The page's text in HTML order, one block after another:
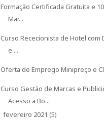
Formação Certificada Gratuita e
Mar...
Curso Rececionista de Hotel com
e ...
Oferta de Emprego Minipreço e
Curso Gestão de Marcas e
Acesso a Bo...
fevereiro 2021 (5)